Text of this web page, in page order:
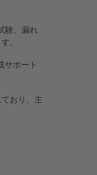
験、漏れ
。
サポート
おり、主